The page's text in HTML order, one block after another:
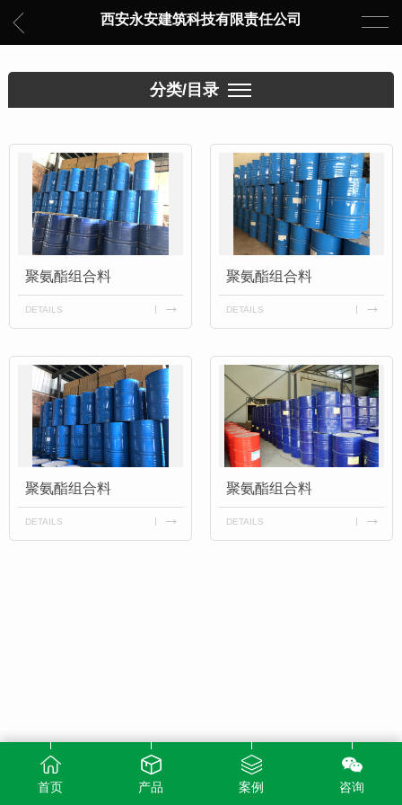
西安永安建筑科技有限责任公司
分类/目录
聚氨酯组合料
DETAILS
聚氨酯组合料
DETAILS
聚氨酯组合料
DETAILS
聚氨酯组合料
DETAILS
首页 产品 案例 咨询